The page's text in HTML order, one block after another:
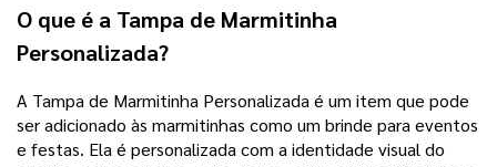
O que é a Tampa de Marmitinha
Personalizada?
A Tampa de Marmitinha Personalizada é um item que pode
ser adicionado às marmitinhas como um brinde para eventos
e festas. Ela é personalizada com a identidade visual do